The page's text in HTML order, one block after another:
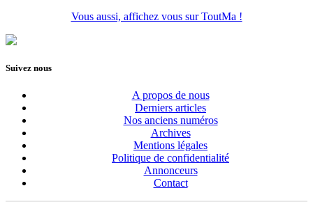
Vous aussi, affichez vous sur ToutMa !
Suivez nous
A propos de nous
Derniers articles
Nos anciens numéros
Archives
Mentions légales
Politique de confidentialité
Annonceurs
Contact